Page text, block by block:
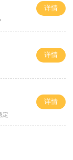
详情
详情
定
详情